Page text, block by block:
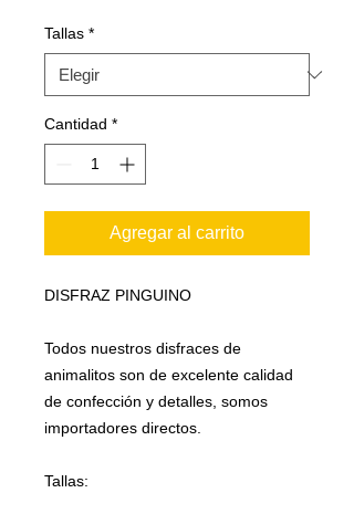
Tallas *
Cantidad *
Agregar al carrito
DISFRAZ PINGUINO
Todos nuestros disfraces de
animalitos son de excelente calidad
de confección y detalles, somos
importadores directos.
Tallas: